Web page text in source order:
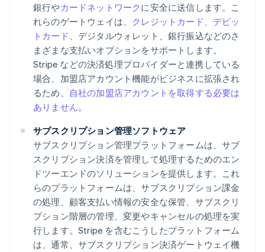
銀行やカードネットワークに安全に送信します。こ
れらのゲートウェイは、 クレジットカード、デビッ
トカード 、デジタルウォレット、銀行振込などのさ
まざまな支払いオプションをサポートします。
Stripe などの決済処理プロバイダーと連携している
場合、加盟店アカウント機能がビジネスに拡張され
るため、
自社の加盟店アカウントを取得する必要は
ありません。
サブスクリプション管理ソフトウェア
サブスクリプション管理プラットフォームは、サブ
スクリプション決済を管理して処理するためのエン
ドツーエンドのソリューションを提供します。これ
らのプラットフォームは、サブスクリプション課金
の処理、顧客支払い情報の安全な保管、サブスクリ
プション階層の管理、変更やキャンセルの処理を実
行します。Stripe を含むこうしたプラットフォーム
は、通常、サブスクリプション決済ゲートウェイ機